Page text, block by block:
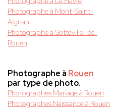
Photographe à Mont-Saint-
Aignan
Photographe à Sotteville-lès-
Rouen
Photographe à Rouen
par type de photo.
Photographes Mariage à Rouen
Photographes Naissance à Rouen